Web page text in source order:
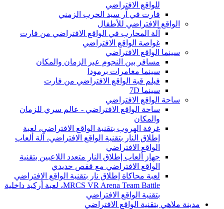
للواقع الافتراضي
فارت في آر سيد الحرب الزمني
الواقع الافتراضي للأطفال
آلة المحارب في الواقع الافتراضي من فارت
غواصة الواقع الافتراضي
سينما الواقع الافتراضي
مسافر بين النجوم عبر الزمان والمكان
سينما مغامرات برمودا
فيلم قبة الواقع الافتراضي من فارت
سينما 7D
ساحة الواقع الافتراضي
ساحة الواقع الافتراضي - عالم سري للزمان
والمكان
غرفة الهروب بتقنية الواقع الافتراضي، لعبة
إطلاق النار بتقنية الواقع الافتراضي، آلة ألعاب
الواقع الافتراضي
جهاز ألعاب إطلاق النار متعدد اللاعبين بتقنية
الواقع الافتراضي مع قفص حديدي
لعبة محاكاة إطلاق نار بتقنية الواقع الافتراضي
MRCS VR Arena Team Battle، لعبة أركيد داخلية
بتقنية الواقع الافتراضي
مدينة ملاهي بتقنية الواقع الافتراضي